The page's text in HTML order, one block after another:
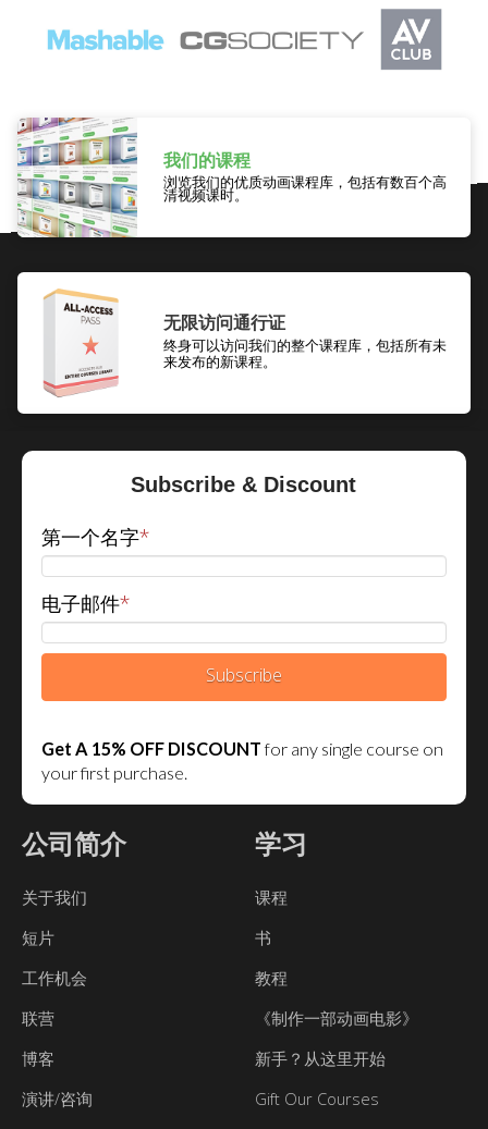
我们的课程
浏览我们的优质动画课程库，包括有数百个高
清视频课时。
无限访问通行证
终身可以访问我们的整个课程库，包括所有未
来发布的新课程。
Subscribe & Discount
第一个名字*
电子邮件*
Subscribe
Get A 15% OFF DISCOUNTfor any single course on
your first purchase.
公司简介
关于我们
短片
工作机会
联营
博客
演讲/咨询
学习
课程
书
教程
《制作一部动画电影》
新手？从这里开始
Gift Our Courses